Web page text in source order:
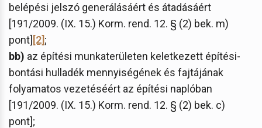
belépési jelszó generálásáért és átadásáért
[191/2009. (IX. 15.) Korm. rend. 12. § (2) bek. m)
pont] [2];
bb) az építési munkaterületen keletkezett építési-
bontási hulladék mennyiségének és fajtájának
folyamatos vezetéséért az építési naplóban
[191/2009. (IX. 15.) Korm. rend. 12. § (2) bek. c)
pont];